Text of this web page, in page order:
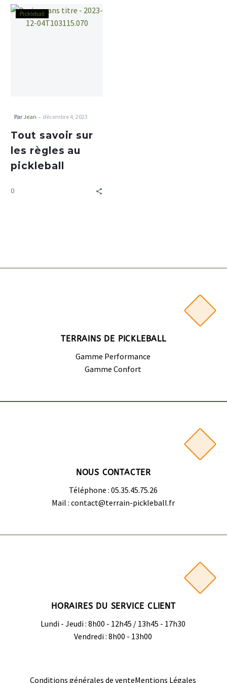
Pickleball
ParJean - décembre 4, 2023
Tout savoir sur
les règles au
pickleball
0
TERRAINS DE PICKLEBALL
Gamme Performance
Gamme Confort
NOUS CONTACTER
Téléphone : 05.35.45.75.26
Mail : contact@terrain-pickleball.fr
HORAIRES DU SERVICE CLIENT
Lundi - Jeudi : 8h00 - 12h45 / 13h45 - 17h30
Vendredi : 8h00 - 13h00
Conditions générales de venteMentions Légales